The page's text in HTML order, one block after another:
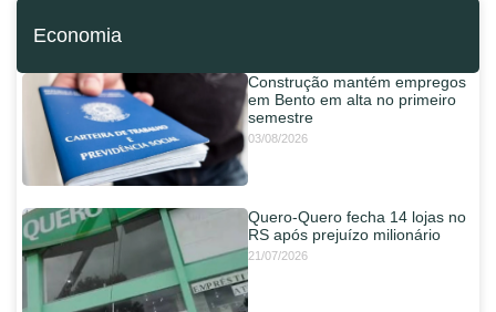
Economia
Construção mantém empregos
em Bento em alta no primeiro
semestre
03/08/2026
Quero-Quero fecha 14 lojas no
RS após prejuízo milionário
21/07/2026